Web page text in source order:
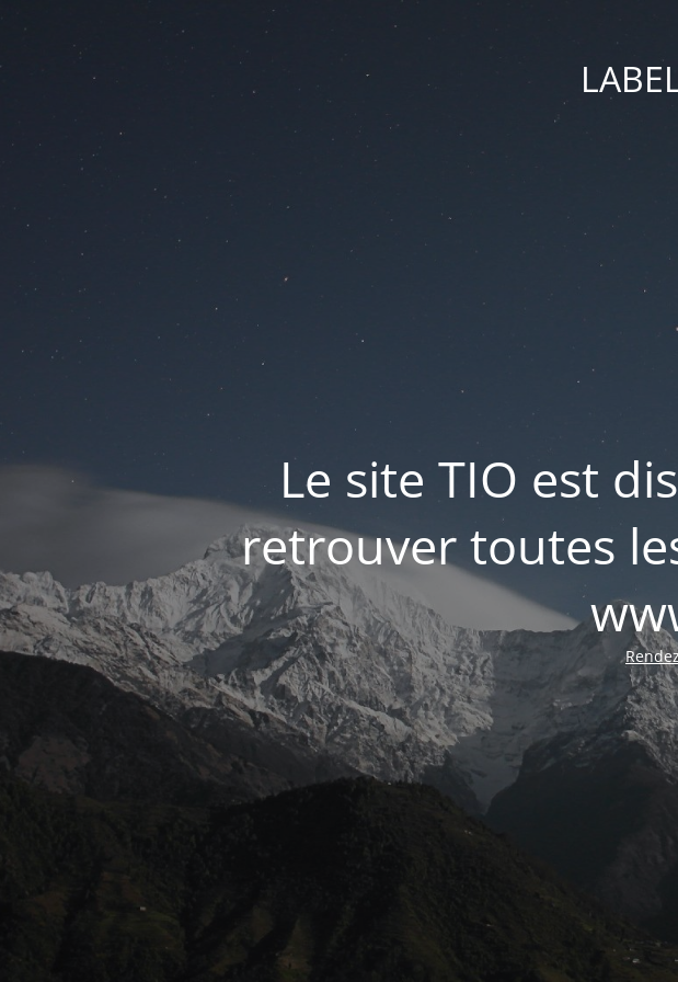
Le site TIO est
retrouver toutes